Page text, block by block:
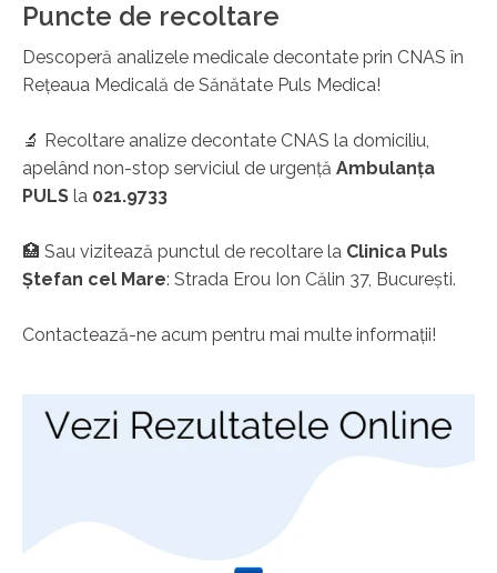
Puncte de recoltare
Descoperă analizele medicale decontate prin CNAS în
Rețeaua Medicală de Sănătate Puls Medica!
🔬 Recoltare analize decontate CNAS la domiciliu,
apelând non-stop serviciul de urgență Ambulanța
PULS la 021.9733
🏥 Sau vizitează punctul de recoltare la Clinica Puls
Ștefan cel Mare: Strada Erou Ion Călin 37, București.
Contactează-ne acum pentru mai multe informații!